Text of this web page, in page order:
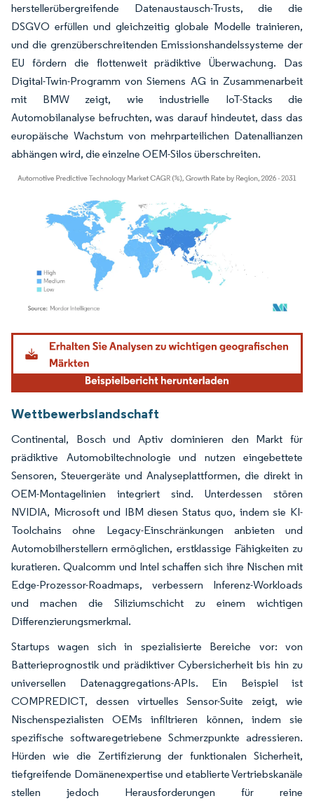
herstellerübergreifende Datenaustausch-Trusts, die die
DSGVO erfüllen und gleichzeitig globale Modelle trainieren,
und die grenzüberschreitenden Emissionshandelssysteme der
EU fördern die flottenweit prädiktive Überwachung. Das
Digital-Twin-Programm von Siemens AG in Zusammenarbeit
mit BMW zeigt, wie industrielle IoT-Stacks die
Automobilanalyse befruchten, was darauf hindeutet, dass das
europäische Wachstum von mehrparteilichen Datenallianzen
abhängen wird, die einzelne OEM-Silos überschreiten.
Bild © Mordor Intelligence. Wiederverwendung erfordert Namensnennung gemäß
Wettbewerbslandschaft
Continental, Bosch und Aptiv dominieren den Markt für
prädiktive Automobiltechnologie und nutzen eingebettete
Sensoren, Steuergeräte und Analyseplattformen, die direkt in
OEM-Montagelinien integriert sind. Unterdessen stören
NVIDIA, Microsoft und IBM diesen Status quo, indem sie KI-
Toolchains ohne Legacy-Einschränkungen anbieten und
Automobilherstellern ermöglichen, erstklassige Fähigkeiten zu
kuratieren. Qualcomm und Intel schaffen sich ihre Nischen mit
Edge-Prozessor-Roadmaps, verbessern Inferenz-Workloads
und machen die Siliziumschicht zu einem wichtigen
Differenzierungsmerkmal.
Startups wagen sich in spezialisierte Bereiche vor: von
Batterieprognostik und prädiktiver Cybersicherheit bis hin zu
universellen Datenaggregations-APIs. Ein Beispiel ist
COMPREDICT, dessen virtuelles Sensor-Suite zeigt, wie
Nischenspezialisten OEMs infiltrieren können, indem sie
spezifische softwaregetriebene Schmerzpunkte adressieren.
Hürden wie die Zertifizierung der funktionalen Sicherheit,
tiefgreifende Domänenexpertise und etablierte Vertriebskanäle
stellen jedoch Herausforderungen für reine